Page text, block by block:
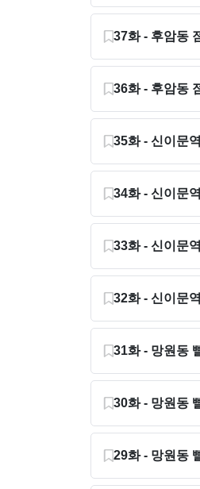
37화 - 후암동
36화 - 후암동
35화 - 신이문
34화 - 신이문
33화 - 신이문
32화 - 신이문
31화 - 망원동
30화 - 망원동
29화 - 망원동